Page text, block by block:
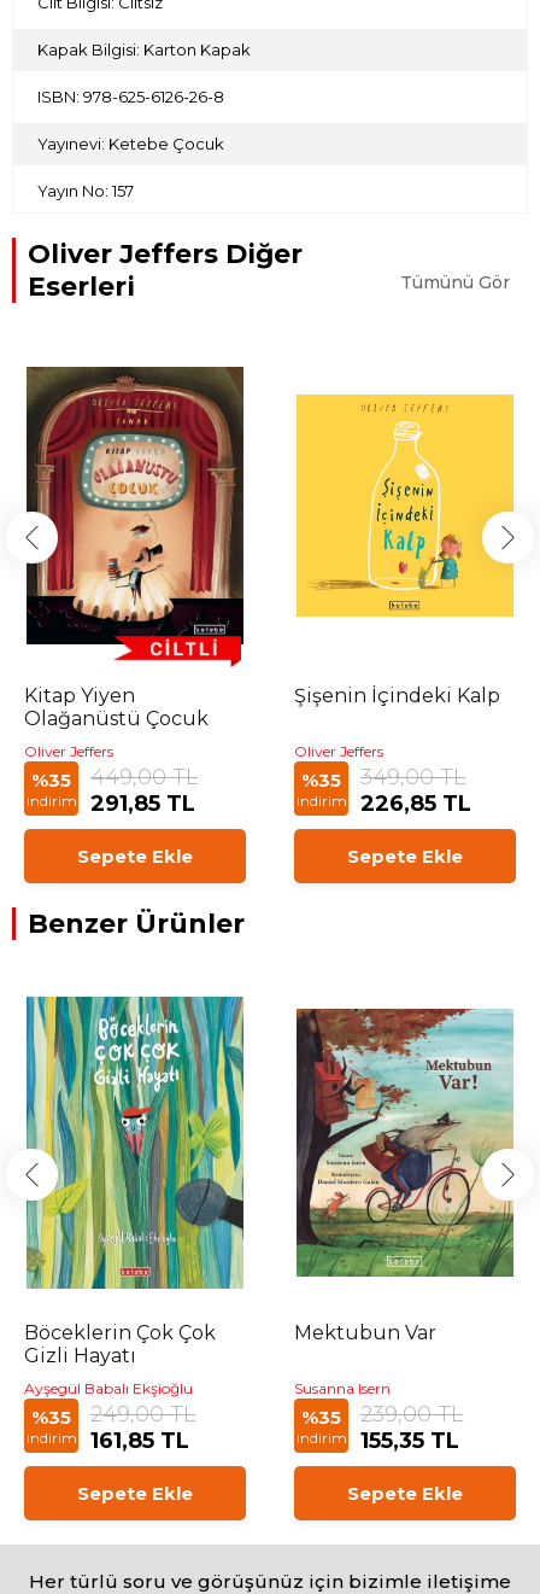
Kapak Bilgisi: Karton Kapak
ISBN: 978-625-6126-26-8
Yayınevi: Ketebe Çocuk
Yayın No: 157
Oliver Jeffers Diğer
Eserleri
Tümünü Gör
Kitap Yiyen
Olağanüstü Çocuk
Oliver Jeffers
%35
indirim
449,00 TL
291,85 TL
Sepete Ekle
Şişenin İçindeki Kalp
Oliver Jeffers
%35
indirim
349,00 TL
226,85 TL
Sepete Ekle
Benzer Ürünler
Böceklerin Çok Çok
Gizli Hayatı
Ayşegül Babalı Ekşioğlu
%35
indirim
249,00 TL
161,85 TL
Sepete Ekle
Mektubun Var
Susanna Isern
%35
indirim
239,00 TL
155,35 TL
Sepete Ekle
Her türlü soru ve görüşünüz için bizimle iletişime